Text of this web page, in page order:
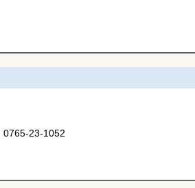
0765-23-1052